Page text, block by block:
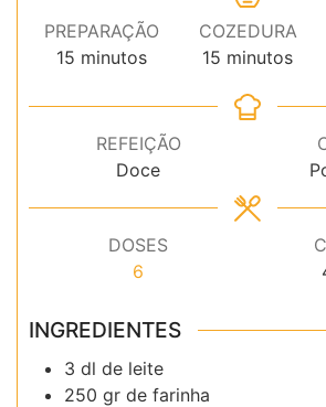
PREPARAÇÃO
15 minutos
minutos
COZEDURA
15 minutos
minutos
REFEIÇÃO
Doce
DOSES
6
INGREDIENTES
3 dl de leite
250 gr de farinha